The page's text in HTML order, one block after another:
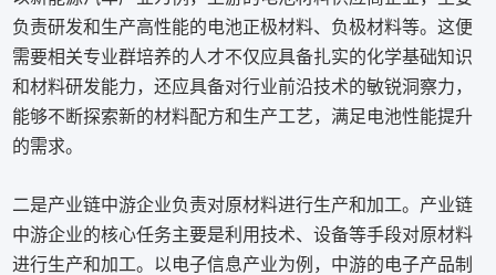
负责研发和生产高性能的电池正极材料、负极材料等。这便
需要相关专业群培养的人才不仅应具备扎实的化学基础知识
和材料研发能力，还应具备对行业前沿技术的敏锐洞察力，
能够不断探索新的材料配方和生产工艺，满足电池性能提升
的需求。
二是产业链中游企业负责对原材料进行生产和加工。产业链
中游企业的核心任务主要是利用技术、设备等手段对原材料
进行生产和加工。以电子信息产业为例，中游的电子产品制